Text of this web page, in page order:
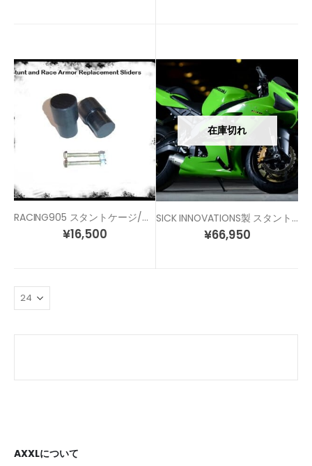
RACING905 スタントケージ/レースアーマー リペアスライダー
¥16,500
在庫切れ
SICK INNOVATIONS製 スタントケージ
¥66,950
AXXLについて